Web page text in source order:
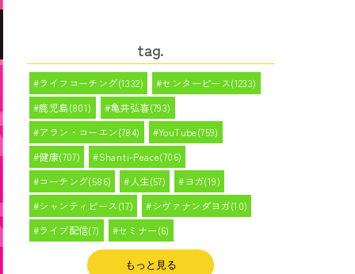
tag.
ライフコーチング(1332)
センターピース(1233)
鹿児島(801)
亀井弘喜(793)
アラン・コーエン(784)
YouTube(759)
健康(707)
Shanti-Peace(706)
コーチング(586)
人生(57)
ヨガ(19)
シャンティピース(17)
シヴァナンダヨガ(10)
ライブ配信(7)
セミナー(6)
もっと見る